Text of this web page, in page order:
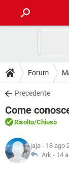
INTRATTENIMENTO
iOS
INSTAGRAM
TIKTOK
HARDWARE
GUIDE
COVID-19
iOS
INSTAGRAM
TIKTOK
DOWNLOAD
COVID-19
INTRATTENIMENTO
iOS
INSTAGRAM
FORUM
COVID-19
INTRATTENIMENTO
GLOSSARIO
COVID-19
Forum
Precedente
Come
Risolto/Chiuso
jaja - 18 ago
Ark - 14